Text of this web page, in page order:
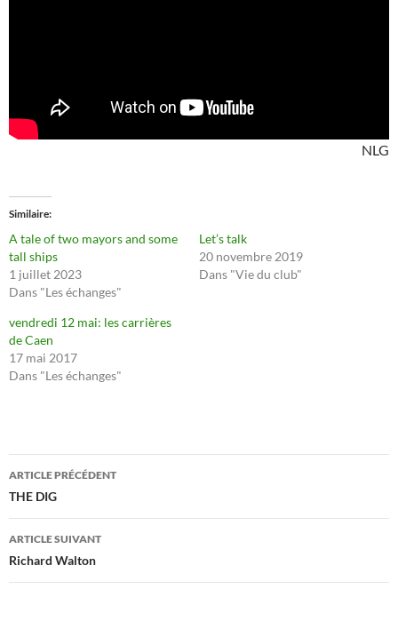
NLG
Similaire
A tale of two mayors and some
tall ships
1 juillet 2023
Dans "Les échanges"
Let’s talk
20 novembre 2019
Dans "Vie du club"
vendredi 12 mai: les carrières
de Caen
17 mai 2017
Dans "Les échanges"
Navigation
des
articles
ARTICLE PRÉCÉDENT
THE DIG
ARTICLE SUIVANT
Richard Walton